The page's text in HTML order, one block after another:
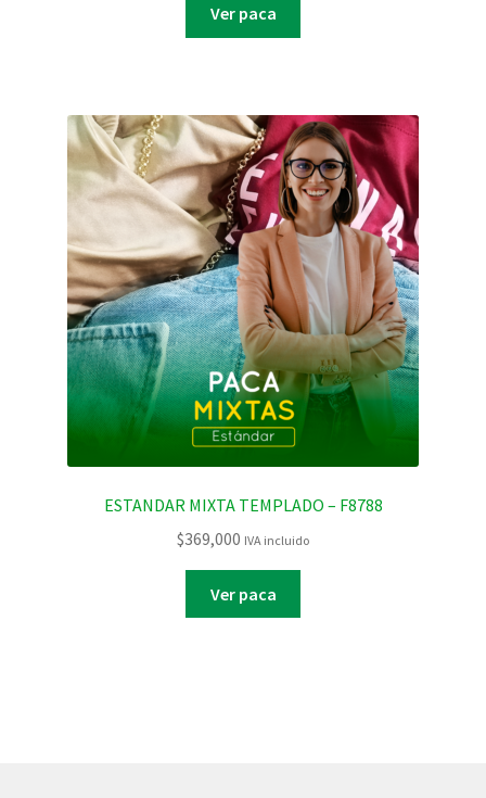
Ver paca
ESTANDAR MIXTA TEMPLADO – F8788
$369,000 IVA incluido
Ver paca